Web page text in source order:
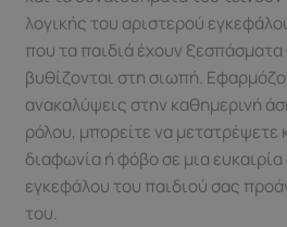
λογικής του αριστερού
που τα παιδιά έχουν
βυθίζονται στη σιωπή.
ανακαλύψεις στην καθημερινή
ρόλου, μπορείτε να
διαφωνία ή φόβο σε μια
εγκεφάλου του παιδιού σας
του.